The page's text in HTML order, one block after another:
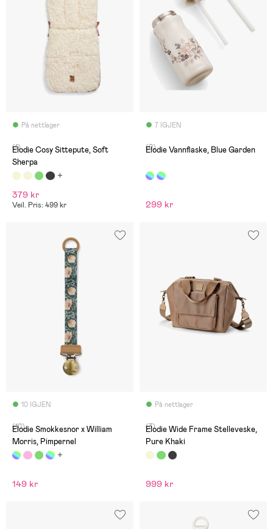
På nettlager
(1)
Elodie Cosy Sittepute, Soft
Sherpa
379 kr
Veil. Pris: 499 kr
7 IGJEN
(0)
Elodie Vannflaske, Blue Garden
299 kr
10 IGJEN
(10)
Elodie Smokkesnor x William
Morris, Pimpernel
149 kr
På nettlager
(3)
Elodie Wide Frame Stelleveske,
Pure Khaki
999 kr